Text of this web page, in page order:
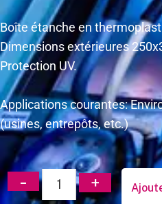
Boîte étanche en
Dimensions extérieures
Protection UV.
Applications courantes:
(usines, entrepôts, etc.)